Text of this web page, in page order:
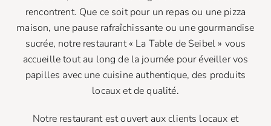
rencontrent. Que ce soit pour un repas ou une pizza
maison, une pause rafraîchissante ou une gourmandise
sucrée, notre restaurant « La Table de Seibel » vous
accueille tout au long de la journée pour éveiller vos
papilles avec une cuisine authentique, des produits
locaux et de qualité.
Notre restaurant est ouvert aux clients locaux et